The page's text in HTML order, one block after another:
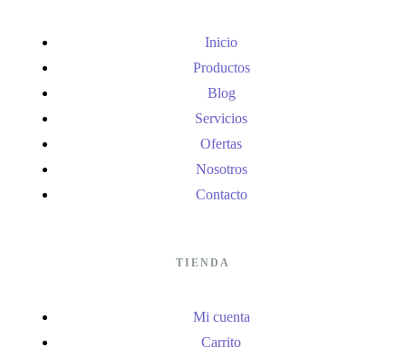
Inicio
Productos
Blog
Servicios
Ofertas
Nosotros
Contacto
TIENDA
Mi cuenta
Carrito